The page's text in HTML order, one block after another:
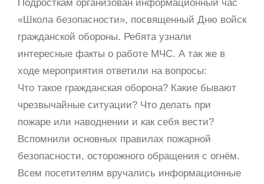
Подросткам организован информационный час
«Школа безопасности», посвященный Дню войск
гражданской обороны. Ребята узнали
интересные факты о работе МЧС. А так же в
ходе мероприятия ответили на вопросы:
Что такое гражданская оборона? Какие бывают
чрезвычайные ситуации? Что делать при
пожаре или наводнении и как себя вести?
Вспомнили основных правилах пожарной
безопасности, осторожного обращения с огнём.
Всем посетителям вручались информационные